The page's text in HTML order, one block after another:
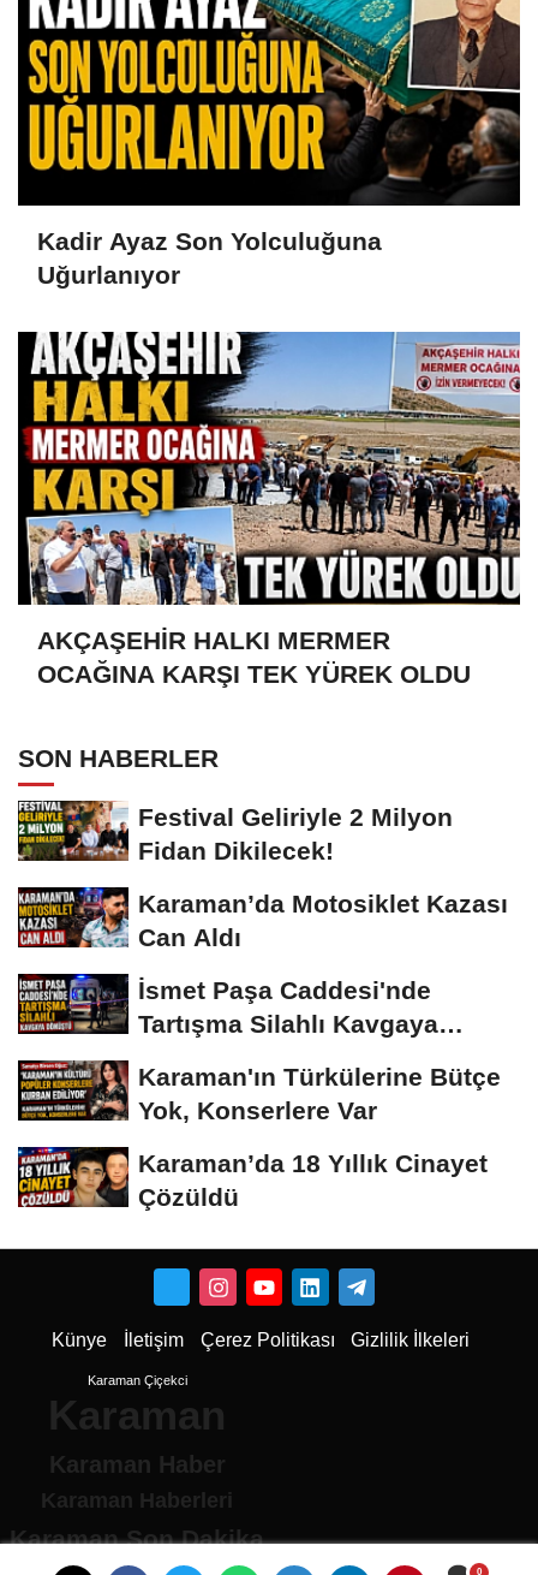
Kadir Ayaz Son Yolculuğuna
Uğurlanıyor
AKÇAŞEHİR HALKI MERMER
OCAĞINA KARŞI TEK YÜREK OLDU
SON HABERLER
Festival Geliriyle 2 Milyon
Fidan Dikilecek!
Karaman’da Motosiklet Kazası
Can Aldı
İsmet Paşa Caddesi'nde
Tartışma Silahlı Kavgaya
Karaman'ın Türkülerine Bütçe
Yok, Konserlere Var
Karaman’da 18 Yıllık Cinayet
Çözüldü
Künye İletişim Çerez Politikası Gizlilik İlkeleri
Karaman Çiçekci
Karaman
Karaman Haber
Karaman Haberleri
Karaman Son Dakika